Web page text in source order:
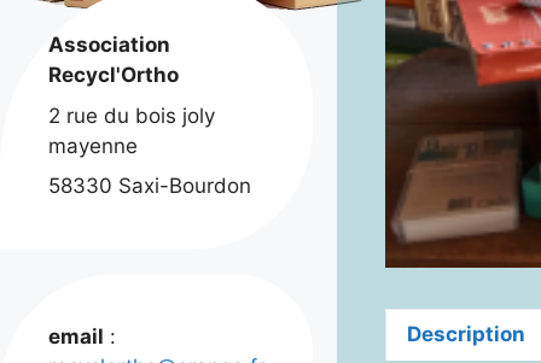
Description
Association
Recycl'Ortho
2 rue du bois joly
mayenne
58330 Saxi-Bourdon
email :